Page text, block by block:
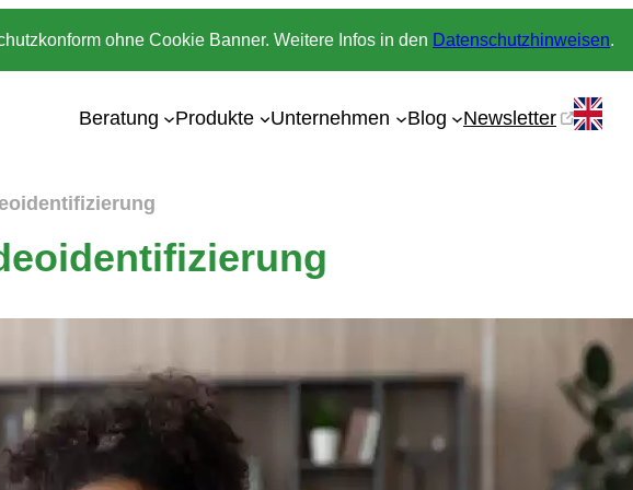
ohne Cookie Banner. Weitere Infos in den Datenschutzhinweisen.
Beratung Produkte Unternehmen Blog Newsletter